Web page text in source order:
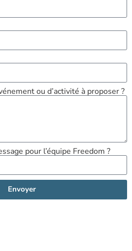
ou d’activité à proposer ?
pour l’équipe Freedom ?
Envoyer